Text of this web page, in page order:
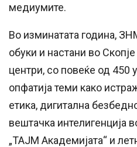
медиумите.
Во изминатата година,
обуки и настани во
центри, со повеќе од 450
опфатија теми како
етика, дигитална
вештачка интелигенција
„ТАЈМ Академијата“ и